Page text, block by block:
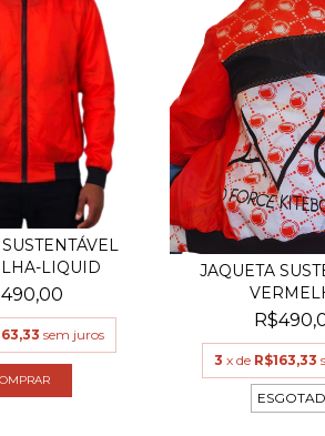
LIQUID
sem juros
JAQUETA
3 x de R$163,33